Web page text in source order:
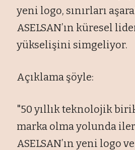
yeni logo, sınırları
ASELSAN’ın küresel
yükselişini simgeliyor.
Açıklama şöyle:
"50 yıllık teknolojik
marka olma yolunda
ASELSAN’ın yeni logo